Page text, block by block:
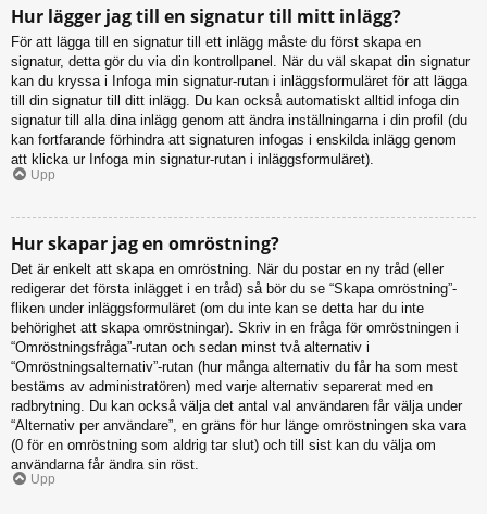
Hur lägger jag till en signatur till mitt inlägg?
För att lägga till en signatur till ett inlägg måste du först skapa en
signatur, detta gör du via din kontrollpanel. När du väl skapat din signatur
kan du kryssa i Infoga min signatur-rutan i inläggsformuläret för att lägga
till din signatur till ditt inlägg. Du kan också automatiskt alltid infoga din
signatur till alla dina inlägg genom att ändra inställningarna i din profil (du
kan fortfarande förhindra att signaturen infogas i enskilda inlägg genom
att klicka ur Infoga min signatur-rutan i inläggsformuläret).
Upp
Hur skapar jag en omröstning?
Det är enkelt att skapa en omröstning. När du postar en ny tråd (eller
redigerar det första inlägget i en tråd) så bör du se “Skapa omröstning”-
fliken under inläggsformuläret (om du inte kan se detta har du inte
behörighet att skapa omröstningar). Skriv in en fråga för omröstningen i
“Omröstningsfråga”-rutan och sedan minst två alternativ i
“Omröstningsalternativ”-rutan (hur många alternativ du får ha som mest
bestäms av administratören) med varje alternativ separerat med en
radbrytning. Du kan också välja det antal val användaren får välja under
“Alternativ per användare”, en gräns för hur länge omröstningen ska vara
(0 för en omröstning som aldrig tar slut) och till sist kan du välja om
användarna får ändra sin röst.
Upp